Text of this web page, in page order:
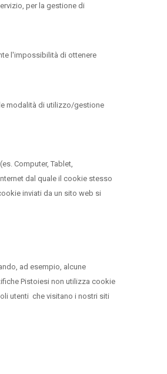
per la gestione di
l'impossibilità di ottenere
modalità di utilizzo/gestione
Computer, Tablet,
dal quale il cookie stesso
inviati da un sito web si
ad esempio, alcune
Pistoiesi non utilizza cookie
utenti che visitano i nostri siti